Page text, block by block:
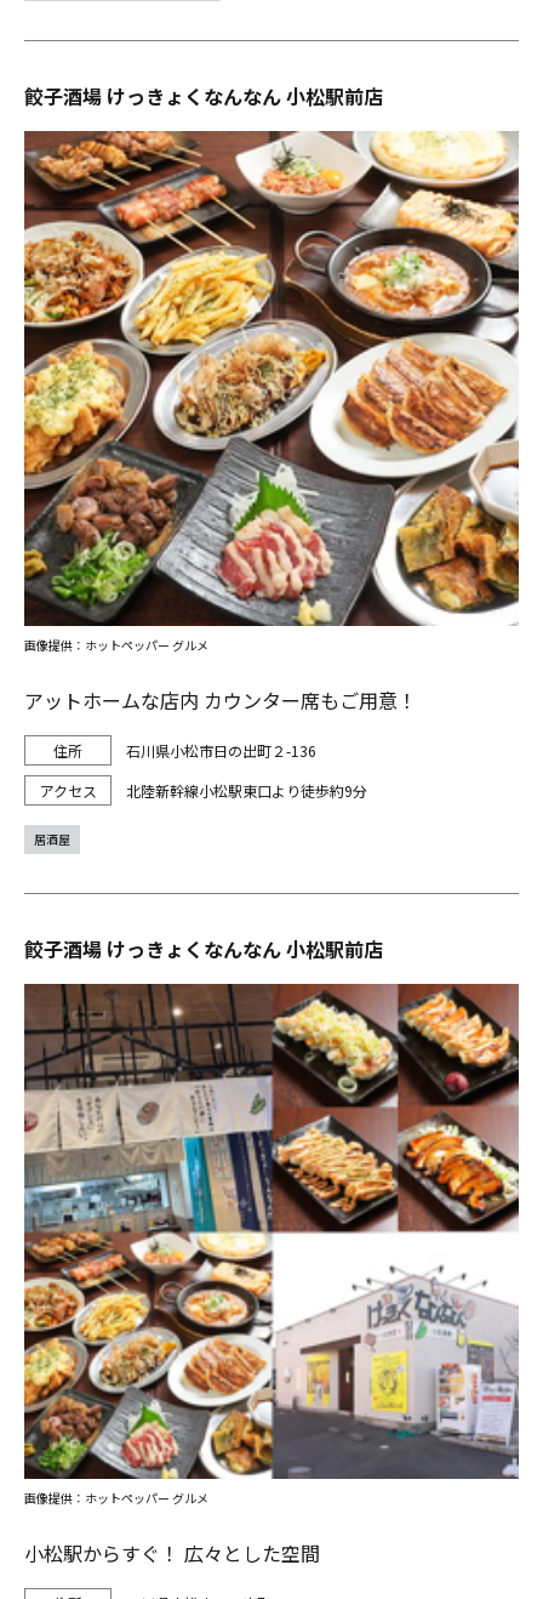
餃子酒場 けっきょくなんなん 小松駅前店
アットホームな店内 カウンター席もご用意！
石川県小松市日の出町２-136
北陸新幹線小松駅東口より徒歩約9分
画像提供：ホットペッパー グルメ
居酒屋
餃子酒場 けっきょくなんなん 小松駅前店
小松駅からすぐ！ 広々とした空間
画像提供：ホットペッパー グルメ